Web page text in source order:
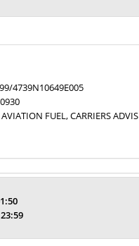
4739N10649E005
FUEL, CARRIERS